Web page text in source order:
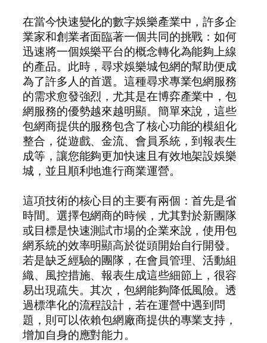
在當今快速變化的數字娛樂產業中，許多企
業家和創業者面臨著一個共同的挑戰：如何
迅速將一個娛樂平台的概念轉化為能夠上線
的產品。此時，尋求娛樂城包網的幫助便成
為了許多人的首選。這種尋求專業包網服務
的需求愈發強烈，尤其是在博弈產業中，包
網服務的優勢越來越明顯。簡單來說，這些
包網商提供的服務包含了核心功能的模組化
整合，從遊戲、金流、會員系統，到報表生
成等，讓您能夠更加快速且有效地架設娛樂
城，並且順利地進行商業運營。
這項技術的核心目的主要有兩個：首先是省
時間。選擇包網商的時候，尤其對於新團隊
或目標是快速測試市場的企業來說，使用包
網系統的效率明顯高於從頭開始自行開發。
若是缺乏經驗的團隊，在會員管理、活動組
織、風控措施、報表生成這些細節上，很容
易出現疏失。其次，包網能夠降低風險。透
過標準化的流程設計，若在運營中遇到問
題，則可以依賴包網廠商提供的專業支持，
增加自身的應對能力。